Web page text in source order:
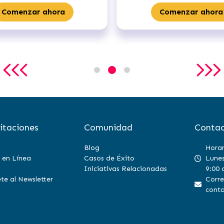
Comenzar ahora Comenzar ahora
Línea
al Newsletter
Comunidad
Blog
Casos de Éxito
Iniciativas Relacionadas
9:00